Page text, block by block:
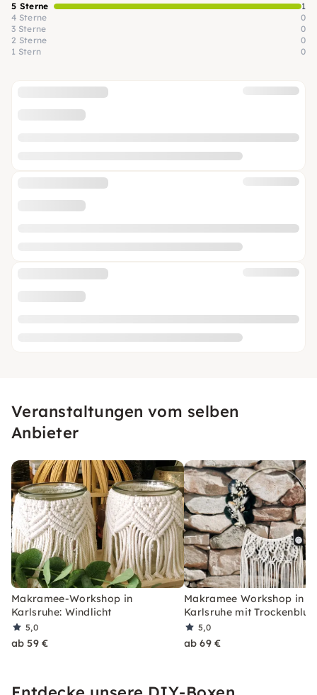
5 Sterne
1
4 Sterne
0
3 Sterne
0
2 Sterne
0
1 Stern
0
Veranstaltungen vom selben
Anbieter
Makramee-Workshop in
Karlsruhe: Windlicht
5,0
ab 59 €
Makramee Workshop in
Karlsruhe mit
5,0
ab 69 €